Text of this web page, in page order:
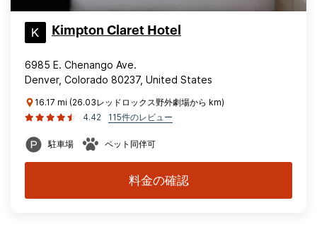
Kimpton Claret Hotel
6985 E. Chenango Ave.
Denver, Colorado 80237, United States
16.17 mi (26.03レッドロックス野外劇場から km)
4.42
115件のレビュー
駐車場 ペット同伴可
料金の確認